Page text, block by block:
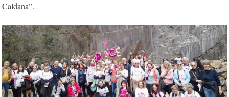
Caldana”.